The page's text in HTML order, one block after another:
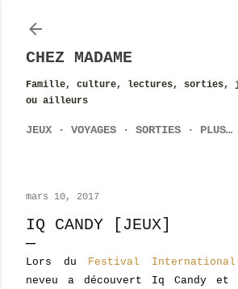
CHEZ MADAME
Famille, culture, lectures, sorties,
ou ailleurs
JEUX VOYAGES SORTIES PLUS…
mars 10, 2017
IQ CANDY [JEUX]
Lors du Festival
neveu a découvert Iq Candy